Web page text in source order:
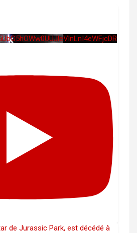
de Jurassic Park, est décédé à